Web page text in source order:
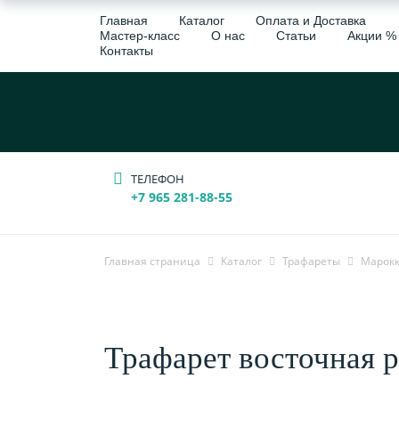
Главная Каталог
Оплата и Доставка
Мастер-класс
О нас Статьи
Акции %
Контакты
ТЕЛЕФОН
+7 965 281-88-55
Главная страница Каталог Трафареты
Трафарет восточная